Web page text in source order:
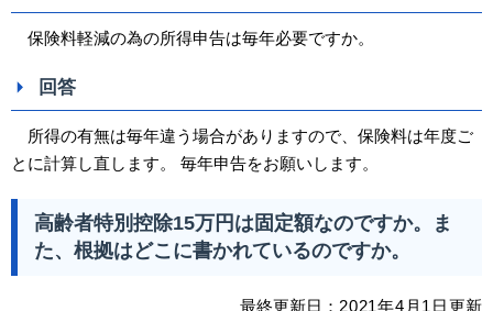
保険料軽減の為の所得申告は毎年必要ですか。
回答
所得の有無は毎年違う場合がありますので、保険料は年度ご
とに計算し直します。 毎年申告をお願いします。
高齢者特別控除15万円は固定額なのですか。ま
た、根拠はどこに書かれているのですか。
最終更新日： 2021年4 月1日更新